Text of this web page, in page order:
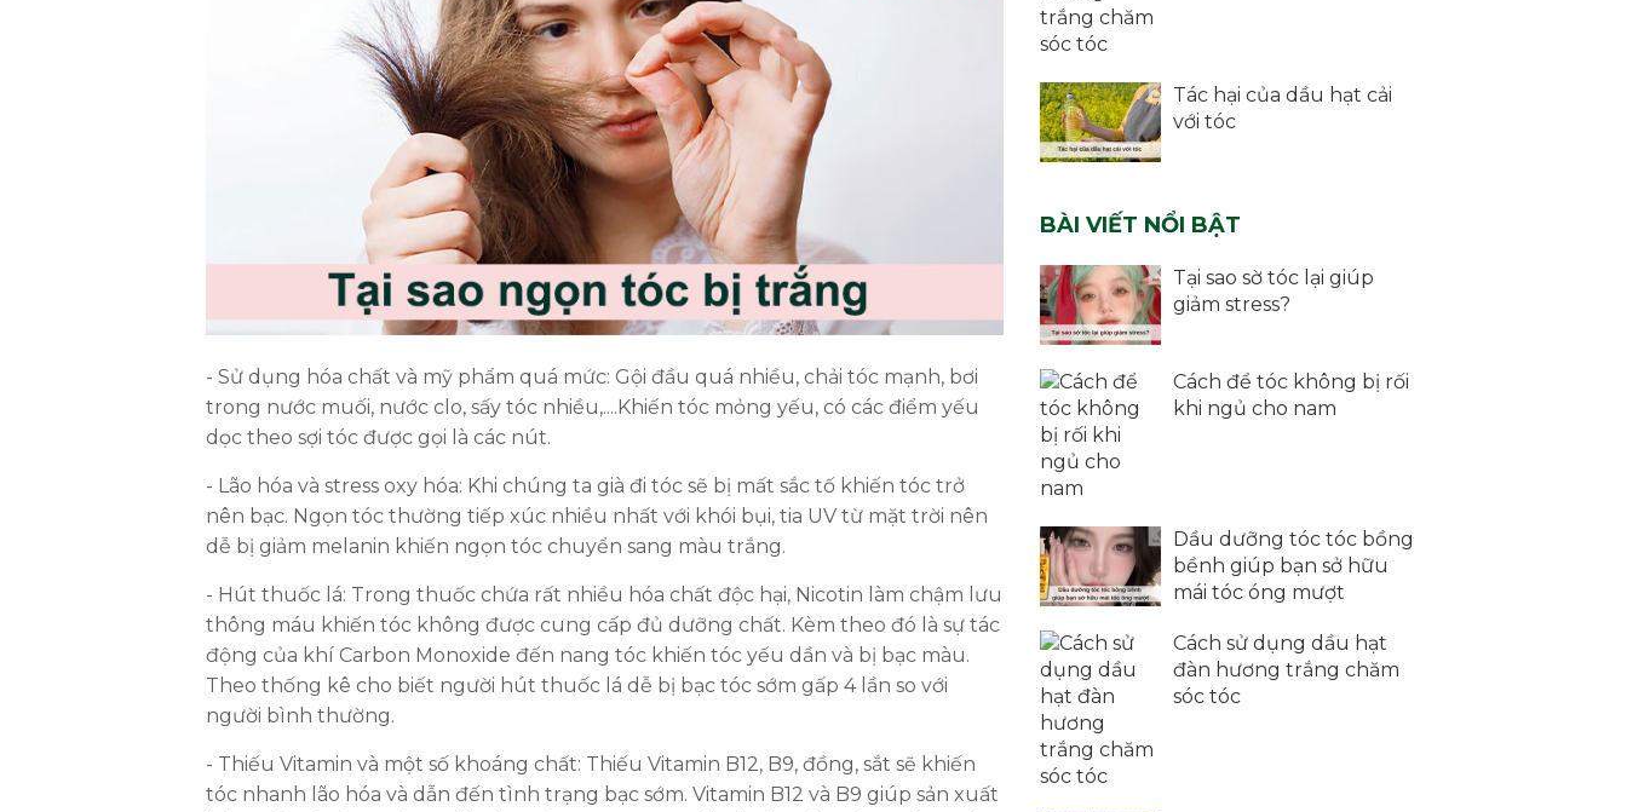
- Sử dụng hóa chất và mỹ phẩm quá mức: Gội đầu quá nhiều, chải tóc mạnh, bơi
trong nước muối, nước clo, sấy tóc nhiều,....Khiến tóc mỏng yếu, có các điểm yếu
dọc theo sợi tóc được gọi là các nút.
- Lão hóa và stress oxy hóa: Khi chúng ta già đi tóc sẽ bị mất sắc tố khiến tóc trở
nên bạc. Ngọn tóc thường tiếp xúc nhiều nhất với khói bụi, tia UV từ mặt trời nên
dễ bị giảm melanin khiến ngọn tóc chuyển sang màu trắng.
- Hút thuốc lá: Trong thuốc chứa rất nhiều hóa chất độc hại, Nicotin làm chậm lưu
thông máu khiến tóc không được cung cấp đủ dưỡng chất. Kèm theo đó là sự tác
động của khí Carbon Monoxide đến nang tóc khiến tóc yếu dần và bị bạc màu.
Theo thống kê cho biết người hút thuốc lá dễ bị bạc tóc sớm gấp 4 lần so với
người bình thường.
- Thiếu Vitamin và một số khoáng chất: Thiếu Vitamin B12, B9, đồng, sắt sẽ khiến
tóc nhanh lão hóa và dẫn đến tình trạng bạc sớm. Vitamin B12 và B9 giúp sản xuất
Tác hại của dầu hạt cải
với tóc
BÀI VIẾT NỔI BẬT
Tại sao sờ tóc lại giúp
giảm stress?
Cách để tóc không bị rối
khi ngủ cho nam
Dầu dưỡng tóc tóc bồng
bềnh giúp bạn sở hữu
mái tóc óng mượt
Cách sử dụng dầu hạt
đàn hương trắng chăm
sóc tóc
ĐĂNG KÝ TƯ VẤN MIỄN PHÍ
Đăng ký tư vấn trực tiếp 24/7:0335587487